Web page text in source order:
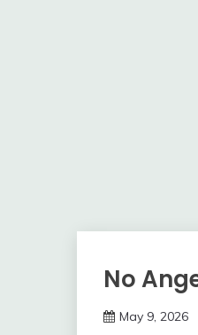
Trends
No
May 9, 2026